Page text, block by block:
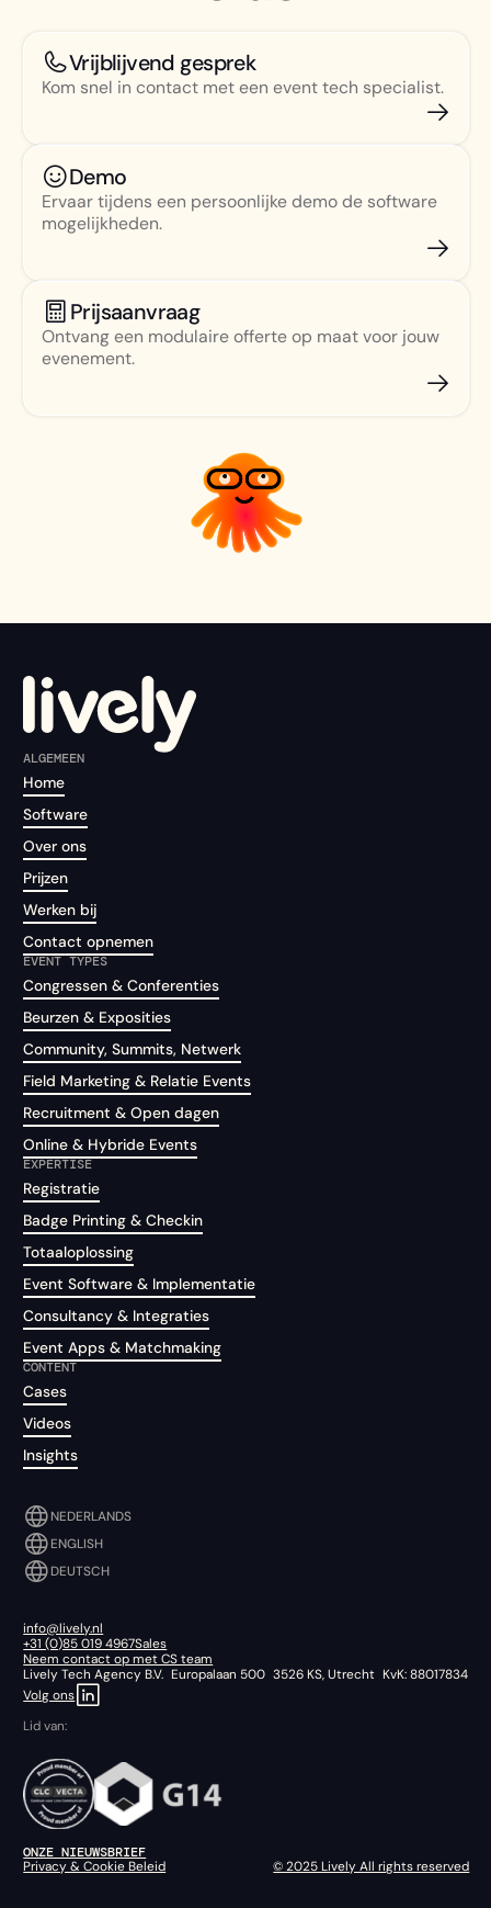
Vrijblijvend gesprek
Kom snel in contact met een event tech specialist.
Demo
Ervaar tijdens een persoonlijke demo de software
mogelijkheden.
Prijsaanvraag
Ontvang een modulaire offerte op maat voor jouw
evenement.
ALGEMEEN
Home
Software
Over ons
Prijzen
Werken bij
Contact opnemen
EVENT TYPES
Congressen & Conferenties
Beurzen & Exposities
Community, Summits, Netwerk
Field Marketing & Relatie Events
Recruitment & Open dagen
Online & Hybride Events
EXPERTISE
Registratie
Badge Printing & Checkin
Totaaloplossing
Event Software & Implementatie
Consultancy & Integraties
Event Apps & Matchmaking
CONTENT
Cases
Videos
Insights
NEDERLANDS
ENGLISH
DEUTSCH
info@lively.nl
+31 (0)85 019 4967Sales
Neem contact op met CS team
Lively Tech Agency B.V. Europalaan 500 3526 KS, Utrecht KvK: 88017834
Volg ons
Lid van:
ONZE NIEUWSBRIEF
Privacy & Cookie Beleid
© 2025 Lively All rights reserved